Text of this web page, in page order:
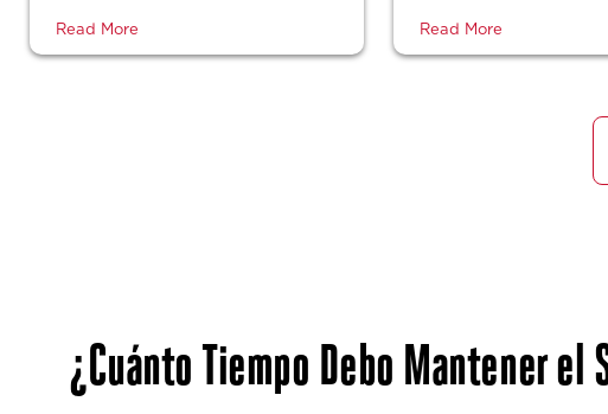
cotización, hacer un pago o
necesitemos. ¡Gracias,
Stephanie! ¡Necesitamos
Read More Read More
¿Cuánto Tiempo Debo Mantener el